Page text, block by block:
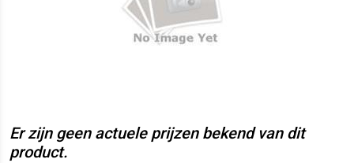
Er zijn geen actuele prijzen bekend van dit
product.